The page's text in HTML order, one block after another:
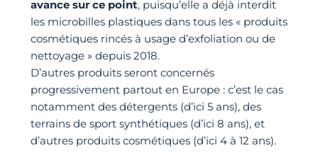
avance sur ce point, puisqu’elle a déjà interdit
les microbilles plastiques dans tous les « produits
cosmétiques rincés à usage d’exfoliation ou de
nettoyage » depuis 2018.
D’autres produits seront concernés
progressivement partout en Europe : c’est le cas
notamment des détergents (d’ici 5 ans), des
terrains de sport synthétiques (d’ici 8 ans), et
d’autres produits cosmétiques (d’ici 4 à 12 ans).